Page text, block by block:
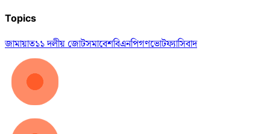
Topics
জামায়াত১১ দলীয় জোটসমাবেশবিএনপিগণভোটফ্যাসিবাদ